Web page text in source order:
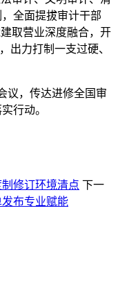
全面提拔审计干部
取营业深度融合，开
出力打制一支过硬、
，传达进修全国审
行动。
修订环境清点 下一
布专业赋能